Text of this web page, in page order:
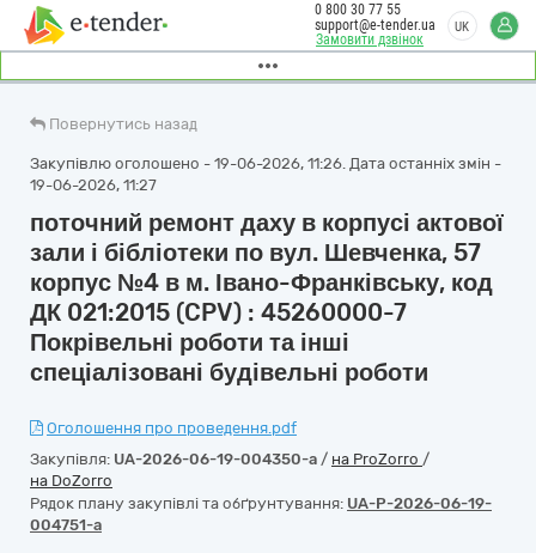
Замовити дзвінок
0 800 30 77 55
support@e-tender.ua
UK
Повернутись назад
Закупівлю оголошено - 19-06-2026, 11:26. Дата останніх змін -
19-06-2026, 11:27
поточний ремонт даху в корпусі актової
зали і бібліотеки по вул. Шевченка, 57
корпус №4 в м. Івано-Франківську, код
ДК 021:2015 (CPV) : 45260000-7
Покрівельні роботи та інші
спеціалізовані будівельні роботи
Оголошення про проведення.pdf
Закупівля: UA-2026-06-19-004350-a / на ProZorro /
на DoZorro
Рядок плану закупівлі та обґрунтування: UA-P-2026-06-19-
004751-a